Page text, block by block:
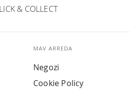
& COLLECT
MAV ARREDA
Negozi
Cookie Policy